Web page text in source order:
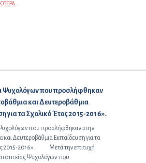
Ψυχολόγων που προσλήφθηκαν
και Δευτεροβάθμια
για τα Σχολικό Έτος 2015-2016».
που προσλήφθηκαν στην
και Δευτεροβάθμια Εκπαίδευση για τα
2015-2016». Μετά την επιτυχή
Ψυχολόγων που